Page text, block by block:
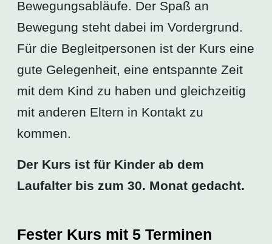
Bewegungsabläufe. Der Spaß an
Bewegung steht dabei im Vordergrund.
Für die Begleitpersonen ist der Kurs eine
gute Gelegenheit, eine entspannte Zeit
mit dem Kind zu haben und gleichzeitig
mit anderen Eltern in Kontakt zu
kommen.
Der Kurs ist für Kinder ab dem
Laufalter bis zum 30. Monat gedacht.
Fester Kurs mit 5 Terminen